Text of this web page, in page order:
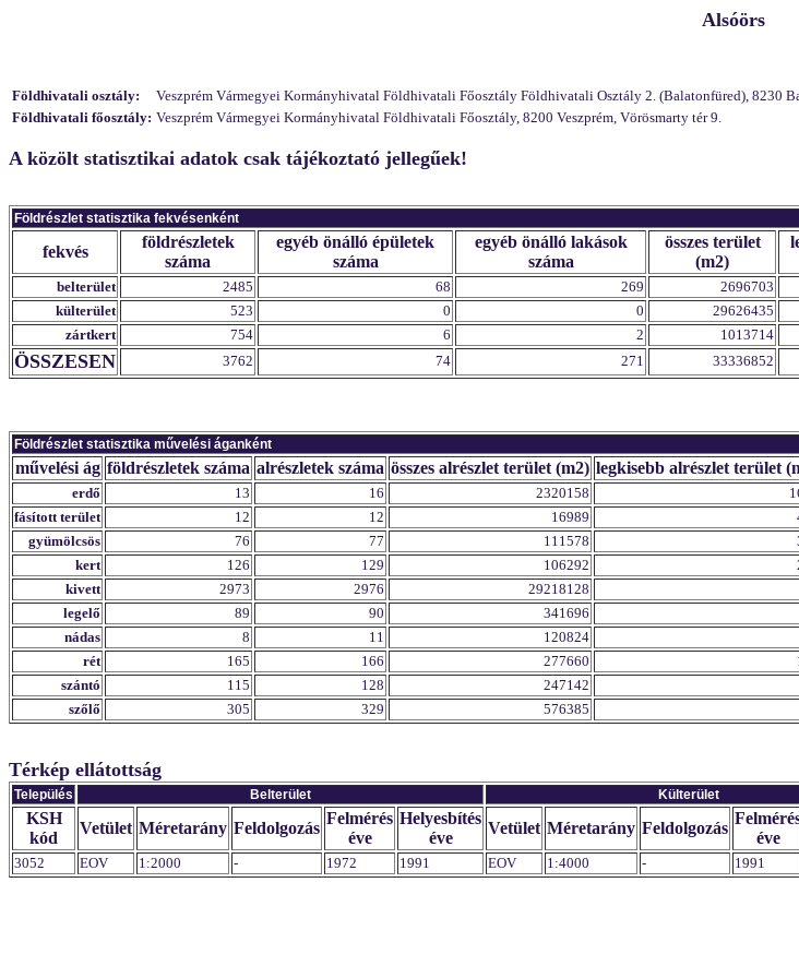
Alsóörs
Földhivatali osztály:
Veszprém Vármegyei Kormányhivatal Földhivatali Főosztály Földhivatali Osztály 2. (Balatonfüred), 8230
Földhivatali főosztály: Veszprém Vármegyei Kormányhivatal Földhivatali Főosztály, 8200 Veszprém, Vörösmarty tér 9.
A közölt statisztikai adatok csak tájékoztató jellegűek!
Földrészlet statisztika fekvésenként
fekvés
földrészletek
száma
egyéb önálló épületek
száma
egyéb önálló lakások
száma
összes terület
(m2)
belterület 2485 68 269 2696703
külterület
523 0 0 29626435
zártkert
754 6 2 1013714
ÖSSZESEN 3762 74 271 33336852
Földrészlet statisztika művelési áganként
művelési ág földrészletek száma alrészletek száma összes alrészlet terület (m2) legkisebb alrészlet terület
erdő 13 16 2320158
fásított terület
12 12 16989
gyümölcsös
76 77 111578
kert
126 129 106292
kivett
2973 2976 29218128
legelő
89 90 341696
nádas
8 11 120824
rét
165 166 277660
szántó
115 128 247142
szőlő
305 329 576385
Térkép ellátottság
Település Belterület Külterület
KSH
kód
Vetület Méretarány Feldolgozás
Felmérés
éve
Helyesbítés
éve
Vetület Méretarány Feldolgozás
éve
3052 EOV 1:2000 - 1972 1991 EOV 1:4000 - 1991